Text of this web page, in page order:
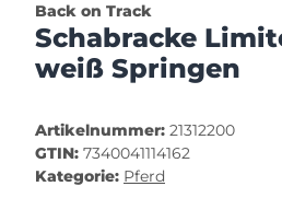
Back on Track
Schabracke
weiß Springen
Artikelnummer: 21312200
GTIN: 7340041114162
Kategorie: Pferd